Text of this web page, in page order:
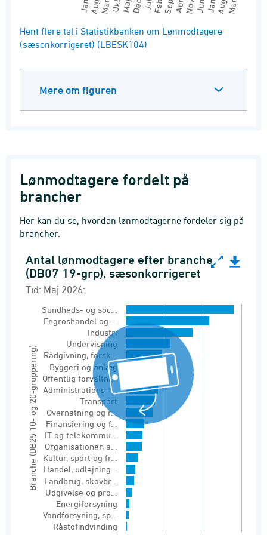
End of interactive chart.
Hent flere tal i Statistikbanken om Lønmodtagere
(sæsonkorrigeret) (LBESK104)
Mere om figuren
Lønmodtagere fordelt på
brancher
Her kan du se, hvordan lønmodtagerne fordeler sig på
brancher.
Antal lønmodtagere efter branche (DB07 19-
Bar chart with 20 bars.
Tid: Maj 2026:
Lønmodtagere (sæsonkorrigeret)
View as data table, Antal lønmodtagere
The chart has 1 X axis displaying Branche
The chart has 1 Y axis displaying Antal.
Branche (DB25 10- og 20-gruppering)
Antal lønmodtagere efter branche
(DB07 19-grp), sæsonkorrigeret
Tid: Maj 2026:
Sundheds- og soc…
Engroshandel og …
Industri
Undervisning
Rådgivning, forsk…
Byggeri og anlæg
Offentlig forvaltni…
Administrations- …
Transport
Overnatning og r…
Finansiering og f…
IT og telekommu…
Organisationer, a…
Kultur, sport og fr…
Handel, udlejning…
Landbrug, skovbr…
Udgivelse og pro…
Energiforsyning
Vandforsyning, sp…
Råstofindvinding